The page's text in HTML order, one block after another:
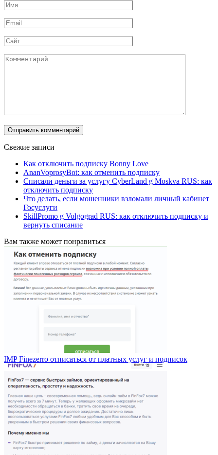
Имя
*
Email
*
Сайт
Комментарий
Свежие записи
Как отключить подписку Bonny Love
AnanVoprosyBot: как отменить подписку
Списали деньги за услугу CyberLand g Moskva RUS: как
отключить подписку
Что делать, если мошенники взломали личный кабинет
Госуслуги
SkillPromo g Volgograd RUS: как отключить подписку и
вернуть списание
Вам также может понравиться
IMP Finezerro отписаться от платных услуг и подписок